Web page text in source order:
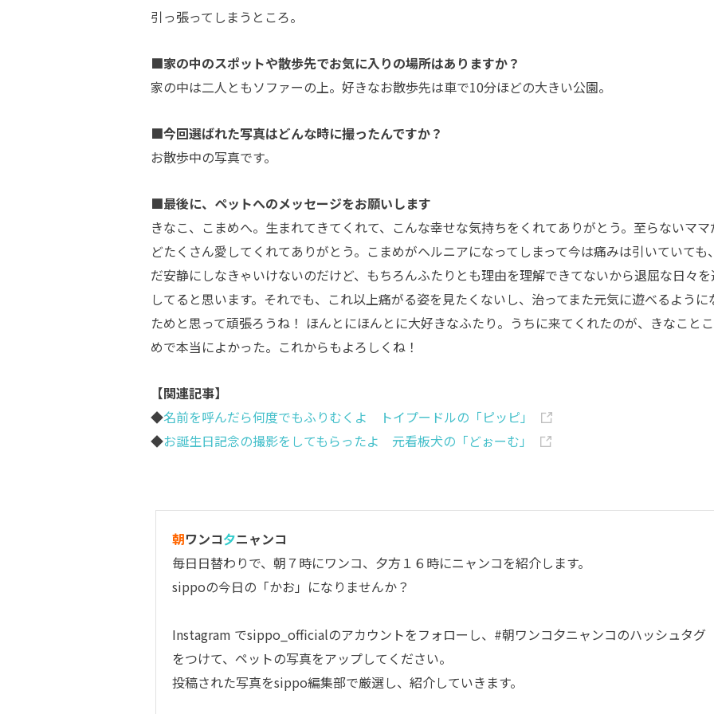
引っ張ってしまうところ。
■家の中のスポットや散歩先でお気に入りの場所はありますか？
家の中は二人ともソファーの上。好きなお散歩先は車で10分ほどの大きい公園。
■今回選ばれた写真はどんな時に撮ったんですか？
お散歩中の写真です。
■最後に、ペットへのメッセージをお願いします
きなこ、こまめへ。生まれてきてくれて、こんな幸せな気持ちをくれてありがとう。至らないママ
どたくさん愛してくれてありがとう。こまめがヘルニアになってしまって今は痛みは引いていても
だ安静にしなきゃいけないのだけど、もちろんふたりとも理由を理解できてないから退屈な日々
してると思います。それでも、これ以上痛がる姿を見たくないし、治ってまた元気に遊べるように
ためと思って頑張ろうね！ ほんとにほんとに大好きなふたり。うちに来てくれたのが、きなこと
めで本当によかった。これからもよろしくね！
【関連記事】
◆名前を呼んだら何度でもふりむくよ トイプードルの「ピッピ」
◆お誕生日記念の撮影をしてもらったよ 元看板犬の「どぉーむ」
朝ワンコ夕ニャンコ
毎日日替わりで、朝７時にワンコ、夕方１６時にニャンコを紹介します。
sippoの今日の「かお」になりませんか？
Instagram でsippo_officialのアカウントをフォローし、 #朝ワンコ夕ニャンコのハッシュタグ
をつけて、ペットの写真をアップしてください。
投稿された写真をsippo編集部で厳選し、紹介していきます。